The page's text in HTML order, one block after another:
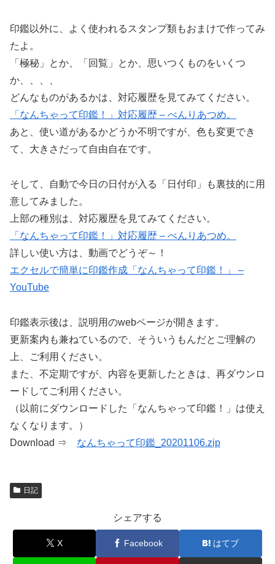
印鑑以外に、よく使われるスタンプ類もおまけで作ってみ
たよ。
「極秘」とか、「回覧」とか、思いつくものをいくつ
か、、、、
どんなものがあるかは、対応履歴を見てみてください。
「なんちゃって印鑑！」対応履歴 – べんりあつめ。
あと、使い道があるかどうか不明ですが、色も変更でき
て、大きさだって自由自在です。
そして、自動で今日の日付が入る「日付印」も裏技的に用
意してみました。
上部の種別は、対応履歴を見てみてください。
「なんちゃって印鑑！」対応履歴 – べんりあつめ。
詳しい使い方は、動画でどうぞ～！
エクセルで簡単に印鑑作成「なんちゃって印鑑！」 –
YouTube
印鑑表示後は、説明用のwebページが開きます。
更新案内も兼ねているので、そういうもんだとご理解の
上、ご利用ください。
また、不定期ですが、内容を更新したときは、再ダウンロ
ードしてご利用ください。
（以前にダウンロードした「なんちゃって印鑑！」は使え
なくなります。）
Download ⇒ なんちゃって印鑑_20201106.zip
日記
シェアする
X Facebook はてブ